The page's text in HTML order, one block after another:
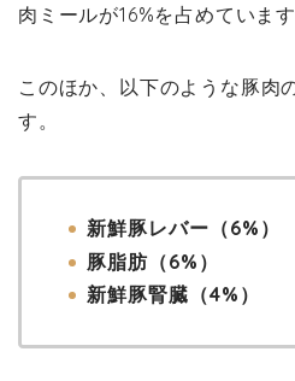
肉ミールが16%を占めています
このほか、以下のような豚肉
す。
新鮮豚レバー（6%）
豚脂肪（6%）
新鮮豚腎臓（4%）